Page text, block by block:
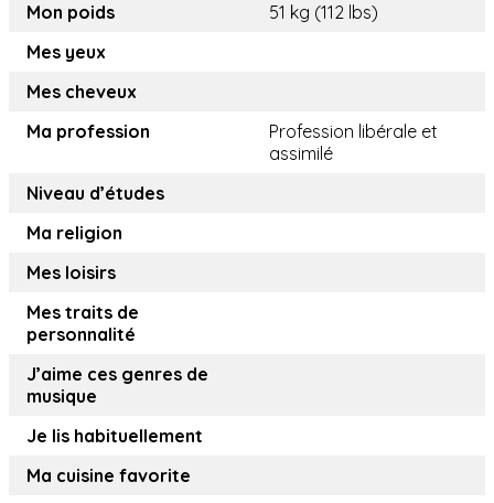
Mon poids
51 kg (112 lbs)
Mes yeux
Mes cheveux
Ma profession
Profession libérale et
assimilé
Niveau d’études
Ma religion
Mes loisirs
Mes traits de
personnalité
J’aime ces genres de
musique
Je lis habituellement
Ma cuisine favorite